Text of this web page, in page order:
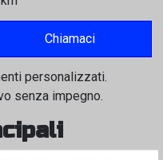
Chiamaci
personalizzati.
senza impegno.